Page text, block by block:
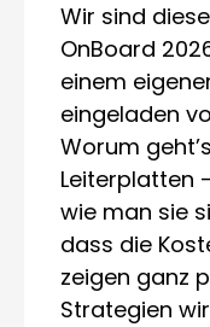
Wir sind
OnBoard
einem
eingeladen
Worum
Leiterplatten
wie man sie
dass die
zeigen ganz
Strategien